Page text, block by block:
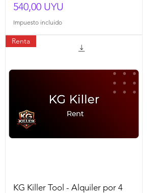
Precio
540,00 UYU
Impuesto incluido
Renta
KG Killer Tool - Alquiler por 4